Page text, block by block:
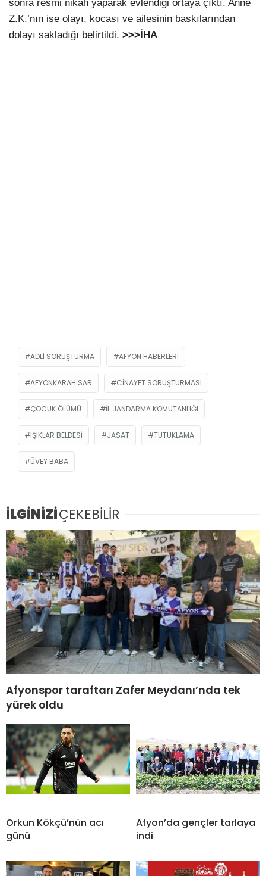
sonra resmi nikah yaparak evlendiği ortaya çıktı. Anne
Z.K.’nın ise olayı, kocası ve ailesinin baskılarından
dolayı sakladığı belirtildi. >>>İHA
ADLI SORUŞTURMA AFYON HABERLERI
AFYONKARAHISAR CINAYET SORUŞTURMASI
ÇOCUK ÖLÜMÜ İL JANDARMA KOMUTANLIĞI
IŞIKLAR BELDESI JASAT TUTUKLAMA
ÜVEY BABA
İLGİNİZİÇEKEBİLİR
Afyonspor taraftarı Zafer Meydanı’nda tek
yürek oldu
Orkun Kökçü’nün acı
günü
Afyon’da gençler tarlaya
indi